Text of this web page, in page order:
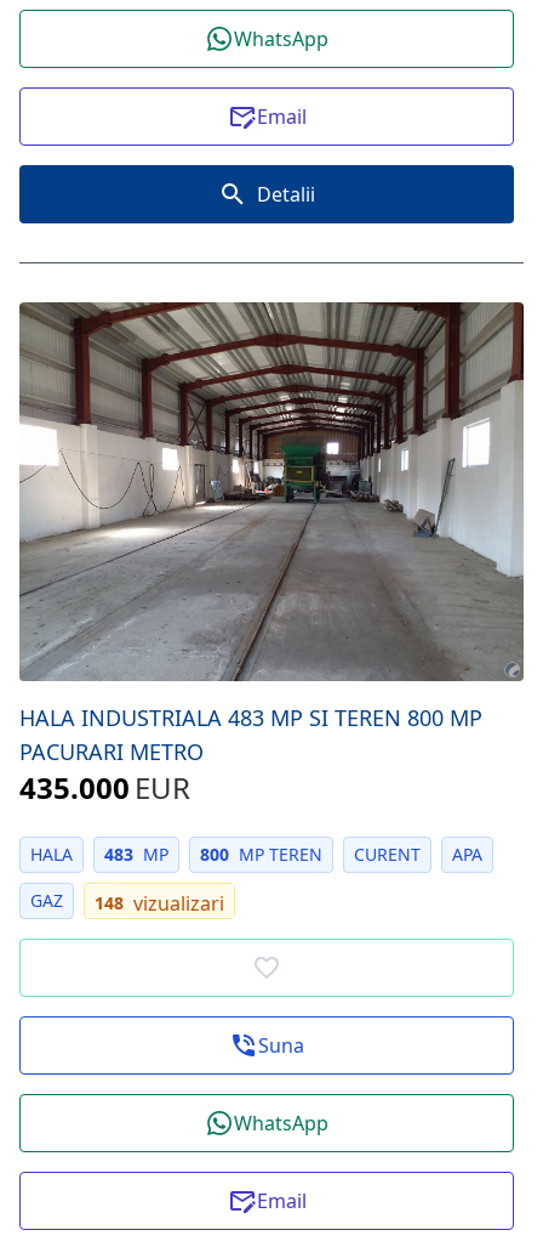
WhatsApp
Email
Detalii
HALA INDUSTRIALA 483 MP SI TEREN 800 MP
PACURARI METRO
435.000 EUR
HALA MP
483 MP TEREN
800 CURENT
APA
GAZ
vizualizari
148
Suna
WhatsApp
Email